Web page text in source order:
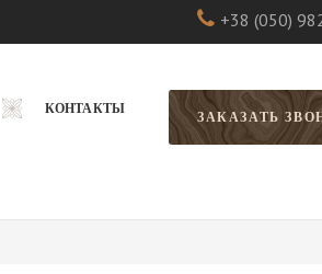
+38 (050)
КОНТАКТЫ
ЗАКАЗАТЬ